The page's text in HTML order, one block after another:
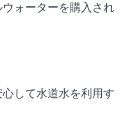
ォーターを購入され
して水道水を利用す